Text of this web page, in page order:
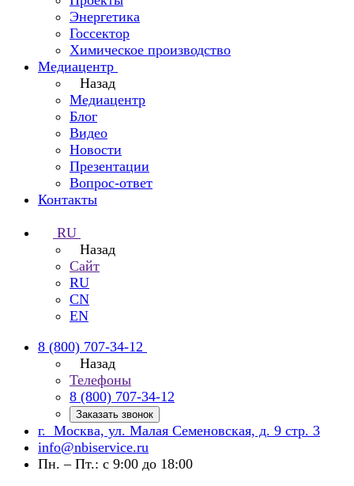
Энергетика
Госсектор
Химическое производство
Медиацентр
Назад
Медиацентр
Блог
Видео
Новости
Презентации
Вопрос-ответ
Контакты
RU
Назад
Сайт
RU
CN
EN
8 (800) 707-34-12
Назад
Телефоны
8 (800) 707-34-12
Заказать звонок
г. Москва, ул. Малая Семеновская, д. 9 стр. 3
info@nbiservice.ru
Пн. – Пт.: с 9:00 до 18:00